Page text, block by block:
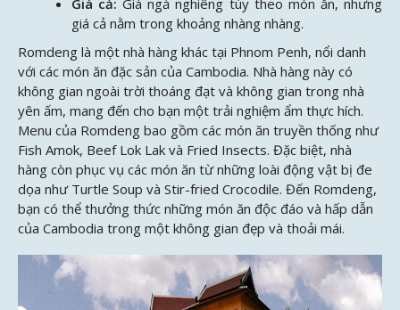
giá cả nằm trong khoảng nhàng nhàng.
Romdeng là một nhà hàng khác tại Phnom Penh, nổi danh
với các món ăn đặc sản của Cambodia. Nhà hàng này có
không gian ngoài trời thoáng đạt và không gian trong nhà
yên ấm, mang đến cho bạn một trải nghiệm ẩm thực hích.
Menu của Romdeng bao gồm các món ăn truyền thống như
Fish Amok, Beef Lok Lak và Fried Insects. Đặc biệt, nhà
hàng còn phục vụ các món ăn từ những loài động vật bị đe
dọa như Turtle Soup và Stir-fried Crocodile. Đến Romdeng,
bạn có thể thưởng thức những món ăn độc đáo và hấp dẫn
của Cambodia trong một không gian đẹp và thoải mái.